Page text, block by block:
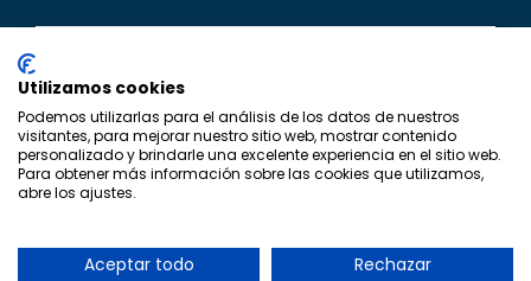
Acepto laPolítica de Privacidad
Utilizamos cookies
Podemos utilizarlas para el análisis de los datos de nuestros
visitantes, para mejorar nuestro sitio web, mostrar contenido
personalizado y brindarle una excelente experiencia en el sitio web.
Para obtener más información sobre las cookies que utilizamos,
abre los ajustes.
Aceptar todo Rechazar